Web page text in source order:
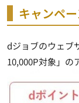
キャンペ
dジョブのウェブ
10,000P対象」の